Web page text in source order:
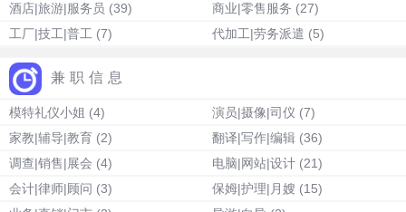
酒店|旅游|服务员 (39) 商业|零售服务 (27)
工厂|技工|普工 (7) 代加工|劳务派遣 (5)
兼职信息
模特礼仪小姐 (4) 演员|摄像|司仪 (7)
家教|辅导|教育 (2) 翻译|写作|编辑 (36)
调查|销售|展会 (4) 电脑|网站|设计 (21)
会计|律师|顾问 (3) 保姆|护理|月嫂 (15)